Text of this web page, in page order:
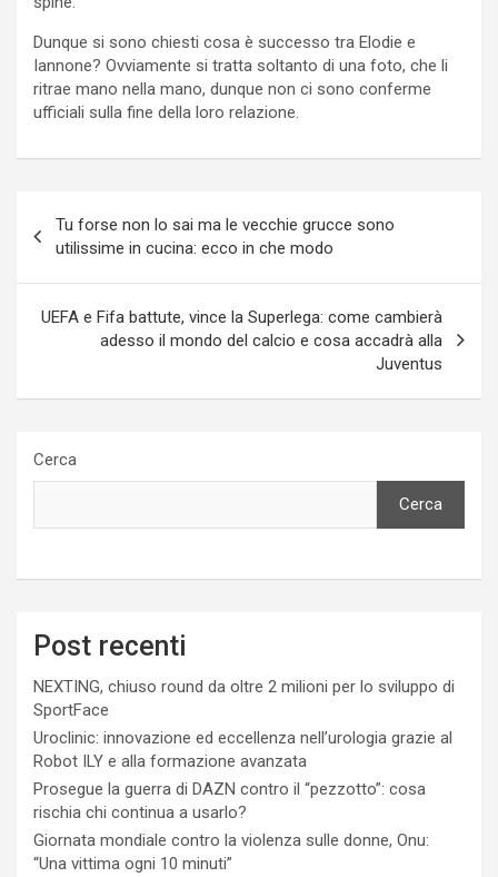
Dunque si sono chiesti cosa è successo tra Elodie e
Iannone? Ovviamente si tratta soltanto di una foto, che li
ritrae mano nella mano, dunque non ci sono conferme
ufficiali sulla fine della loro relazione.
articoli
Tu forse non lo sai ma le vecchie grucce sono
utilissime in cucina: ecco in che modo
UEFA e Fifa battute, vince la Superlega: come cambierà
adesso il mondo del calcio e cosa accadrà alla
Juventus
Cerca
Cerca
Post recenti
NEXTING, chiuso round da oltre 2 milioni per lo sviluppo di
SportFace
Uroclinic: innovazione ed eccellenza nell’urologia grazie al
Robot ILY e alla formazione avanzata
Prosegue la guerra di DAZN contro il “pezzotto”: cosa
rischia chi continua a usarlo?
Giornata mondiale contro la violenza sulle donne, Onu:
“Una vittima ogni 10 minuti”